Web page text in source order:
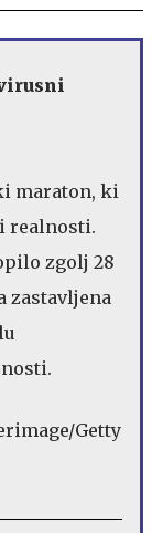
maraton, ki
realnosti.
zgolj 28
zastavljena